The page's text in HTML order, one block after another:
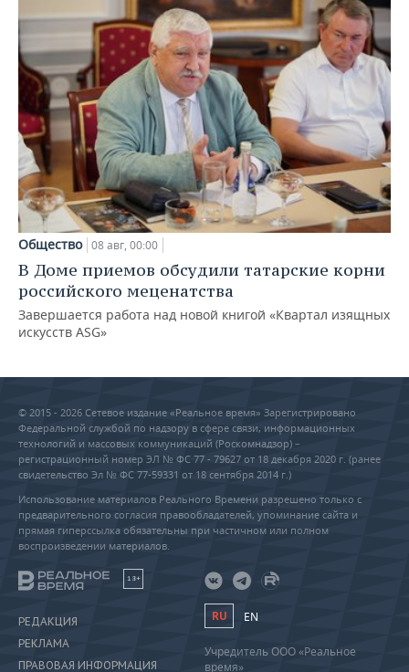
Общество 08 авг, 00:00
В Доме приемов обсудили татарские корни
российского меценатства
Завершается работа над новой книгой «Квартал изящных
искусств ASG»
© 2015 - 2026 Сетевое издание «Реальное время» Зарегистрировано
Федеральной службой по надзору в сфере связи, информационных
технологий и массовых коммуникаций (Роскомнадзор) –
регистрационный номер ЭЛ № ФС 77 - 79627 от 18 декабря 2020 г. (ранее
свидетельство Эл № ФС 77-59331 от 18 сентября 2014 г.)
Использование материалов Реального Времени разрешено только с
предварительного согласия правообладателей, упоминание сайта и
прямая гиперссылка обязательны при частичном или полном
воспроизведении материалов.
18+
РЕДАКЦИЯ
РЕКЛАМА
ПРАВОВАЯ ИНФОРМАЦИЯ
RU EN
Учредитель ООО «Реальное
время»